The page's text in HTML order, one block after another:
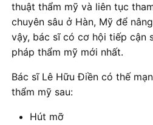
thuật thẩm mỹ và liên tục
chuyên sâu ở Hàn, Mỹ để
vậy, bác sĩ có cơ hội tiếp cận
pháp thẩm mỹ mới nhất.
Bác sĩ Lê Hữu Điền có thế
thẩm mỹ sau:
Hút mỡ